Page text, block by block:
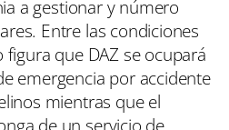
a gestionar y número
Entre las condiciones
que DAZ se ocupará
emergencia por accidente
mientras que el
de un servicio de